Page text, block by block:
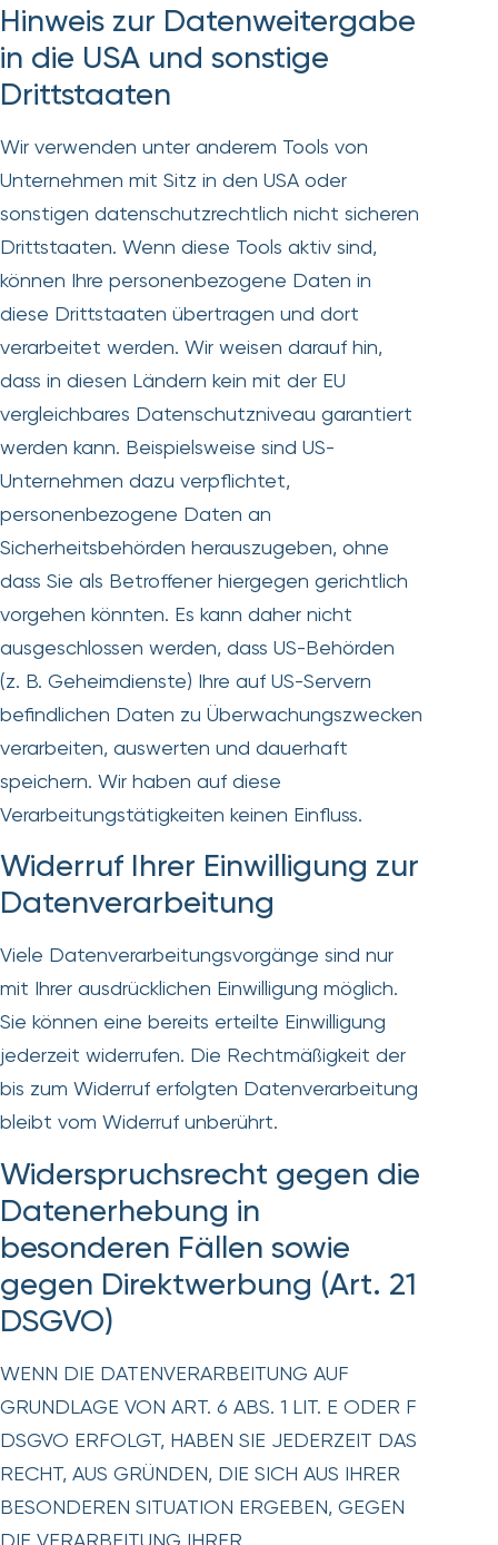
Hinweis zur Datenweitergabe
in die USA und sonstige
Drittstaaten
Wir verwenden unter anderem Tools von
Unternehmen mit Sitz in den USA oder
sonstigen datenschutzrechtlich nicht sicheren
Drittstaaten. Wenn diese Tools aktiv sind,
können Ihre personenbezogene Daten in
diese Drittstaaten übertragen und dort
verarbeitet werden. Wir weisen darauf hin,
dass in diesen Ländern kein mit der EU
vergleichbares Datenschutzniveau garantiert
werden kann. Beispielsweise sind US-
Unternehmen dazu verpflichtet,
personenbezogene Daten an
Sicherheitsbehörden herauszugeben, ohne
dass Sie als Betroffener hiergegen gerichtlich
vorgehen könnten. Es kann daher nicht
ausgeschlossen werden, dass US-Behörden
(z. B. Geheimdienste) Ihre auf US-Servern
befindlichen Daten zu Überwachungszwecken
verarbeiten, auswerten und dauerhaft
speichern. Wir haben auf diese
Verarbeitungstätigkeiten keinen Einfluss.
Widerruf Ihrer Einwilligung zur
Datenverarbeitung
Viele Datenverarbeitungsvorgänge sind nur
mit Ihrer ausdrücklichen Einwilligung möglich.
Sie können eine bereits erteilte Einwilligung
jederzeit widerrufen. Die Rechtmäßigkeit der
bis zum Widerruf erfolgten Datenverarbeitung
bleibt vom Widerruf unberührt.
Widerspruchsrecht gegen die
Datenerhebung in
besonderen Fällen sowie
gegen Direktwerbung (Art. 21
DSGVO)
WENN DIE DATENVERARBEITUNG AUF
GRUNDLAGE VON ART. 6 ABS. 1 LIT. E ODER F
DSGVO ERFOLGT, HABEN SIE JEDERZEIT DAS
RECHT, AUS GRÜNDEN, DIE SICH AUS IHRER
BESONDEREN SITUATION ERGEBEN, GEGEN
DIE VERARBEITUNG IHRER